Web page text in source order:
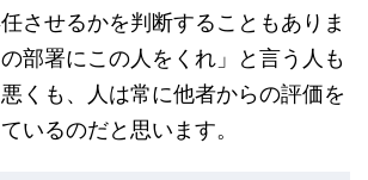
させるかを判断することもありま
部署にこの人をくれ」と言う人も
くも、人は常に他者からの評価を
いるのだと思います。